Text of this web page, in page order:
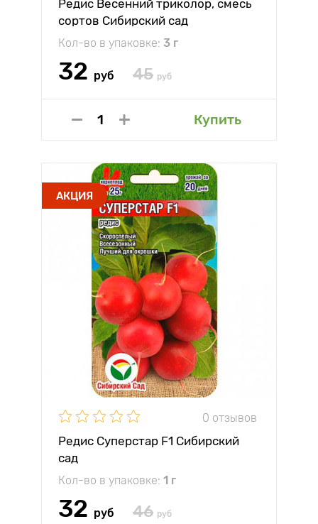
Редис Весенний триколор, смесь
сортов Сибирский сад
Кол-во в упаковке: 3 г
32 руб 45 руб
Купить
АКЦИЯ
0 отзывов
Редис Суперстар F1 Сибирский
сад
Кол-во в упаковке: 1 г
32 руб 46 руб